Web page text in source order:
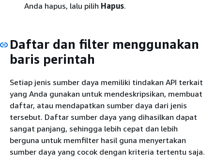
Anda hapus, lalu pilih Hapus.
Daftar dan filter menggunakan
baris perintah
Setiap jenis sumber daya memiliki tindakan API terkait
yang Anda gunakan untuk mendeskripsikan, membuat
daftar, atau mendapatkan sumber daya dari jenis
tersebut. Daftar sumber daya yang dihasilkan dapat
sangat panjang, sehingga lebih cepat dan lebih
berguna untuk memfilter hasil guna menyertakan
sumber daya yang cocok dengan kriteria tertentu saja.